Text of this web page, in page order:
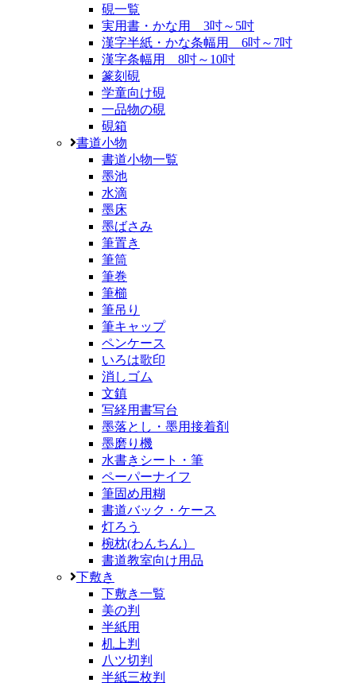
硯一覧
実用書・かな用 3吋～5吋
漢字半紙・かな条幅用 6吋～7吋
漢字条幅用 8吋～10吋
篆刻硯
学童向け硯
一品物の硯
硯箱
書道小物
書道小物一覧
墨池
水滴
墨床
墨ばさみ
筆置き
筆筒
筆巻
筆櫛
筆吊り
筆キャップ
ペンケース
いろは歌印
消しゴム
文鎮
写経用書写台
墨落とし・墨用接着剤
墨磨り機
水書きシート・筆
ペーパーナイフ
筆固め用糊
書道バック・ケース
灯ろう
椀枕(わんちん）
書道教室向け用品
下敷き
下敷き一覧
美の判
半紙用
机上判
八ツ切判
半紙三枚判